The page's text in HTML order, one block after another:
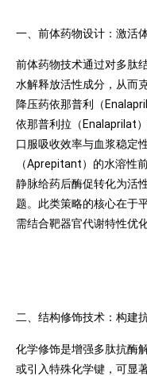
一、前体药物设计：激活
前体药物技术通过对多肽
水解释放活性成分，从而
降压药依那普利（
依那普利拉（Enalaprilat
口服吸收效率与血浆稳定
（Aprepitant）的水溶性
静脉给药后酶促转化为活
题。此类策略的核心在于
需结合靶器官代谢特性优
二、结构修饰技术：构建
化学修饰是增强多肽抗酶
或引入特殊化学键，可显